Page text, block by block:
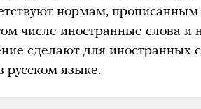
нормам,
числе иностранные слова и
сделают для иностранных
русском языке.